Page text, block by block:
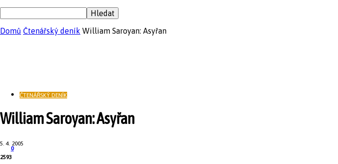
Domů Čtenářský deník William Saroyan: Asyřan
ČTENÁŘSKÝ DENÍK
William Saroyan: Asyřan
5. 4. 2005
0
2593